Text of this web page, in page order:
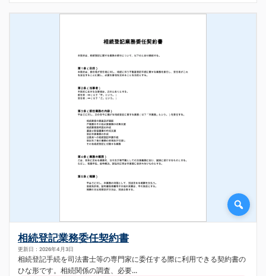
相続登記業務委任契約書
更新日：2026年4月3日
相続登記手続を司法書士等の専門家に委任する際に利用できる契約書の
ひな形です。相続関係の調査、必要...